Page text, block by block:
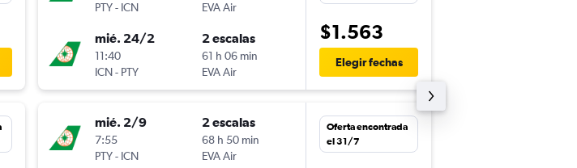
PTY- ICN
EVA Air
mié. 24/2
11:40
ICN- PTY
2 escalas
61 h 06 min
EVA Air
$1.563
Elegir fechas
mié. 2/9
7:55
PTY- ICN
2 escalas
68 h 50 min
EVA Air
Oferta encontrada
el 31/7